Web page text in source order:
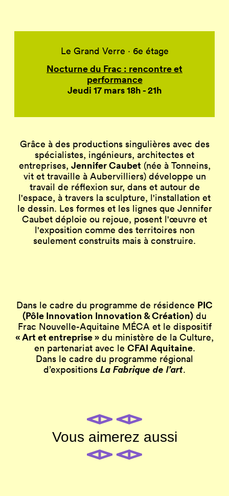
Le Grand Verre · 6e étage
Nocturne du Frac : rencontre et
performance
Jeudi 17 mars 18h - 21h
Grâce à des productions singulières avec des
spécialistes, ingénieurs, architectes et
entreprises, Jennifer Caubet (née à Tonneins,
vit et travaille à Aubervilliers) développe un
travail de réflexion sur, dans et autour de
l'espace, à travers la sculpture, l'installation et
le dessin. Les formes et les lignes que Jennifer
Caubet déploie ou rejoue, posent l'œuvre et
l'exposition comme des territoires non
seulement construits mais à construire.
Dans le cadre du programme de résidence PIC
(Pôle Innovation Innovation & Création) du
Frac Nouvelle-Aquitaine MÉCA et le dispositif
« Art et entreprise » du ministère de la Culture,
en partenariat avec le CFAI Aquitaine.
Dans le cadre du programme régional
d’expositions La Fabrique de l’art.
Vous aimerez aussi